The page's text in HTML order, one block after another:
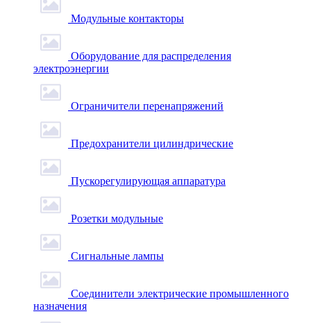
Модульные контакторы
Оборудование для распределения
электроэнергии
Ограничители перенапряжений
Предохранители цилиндрические
Пускорегулирующая аппаратура
Розетки модульные
Сигнальные лампы
Соединители электрические промышленного
назначения